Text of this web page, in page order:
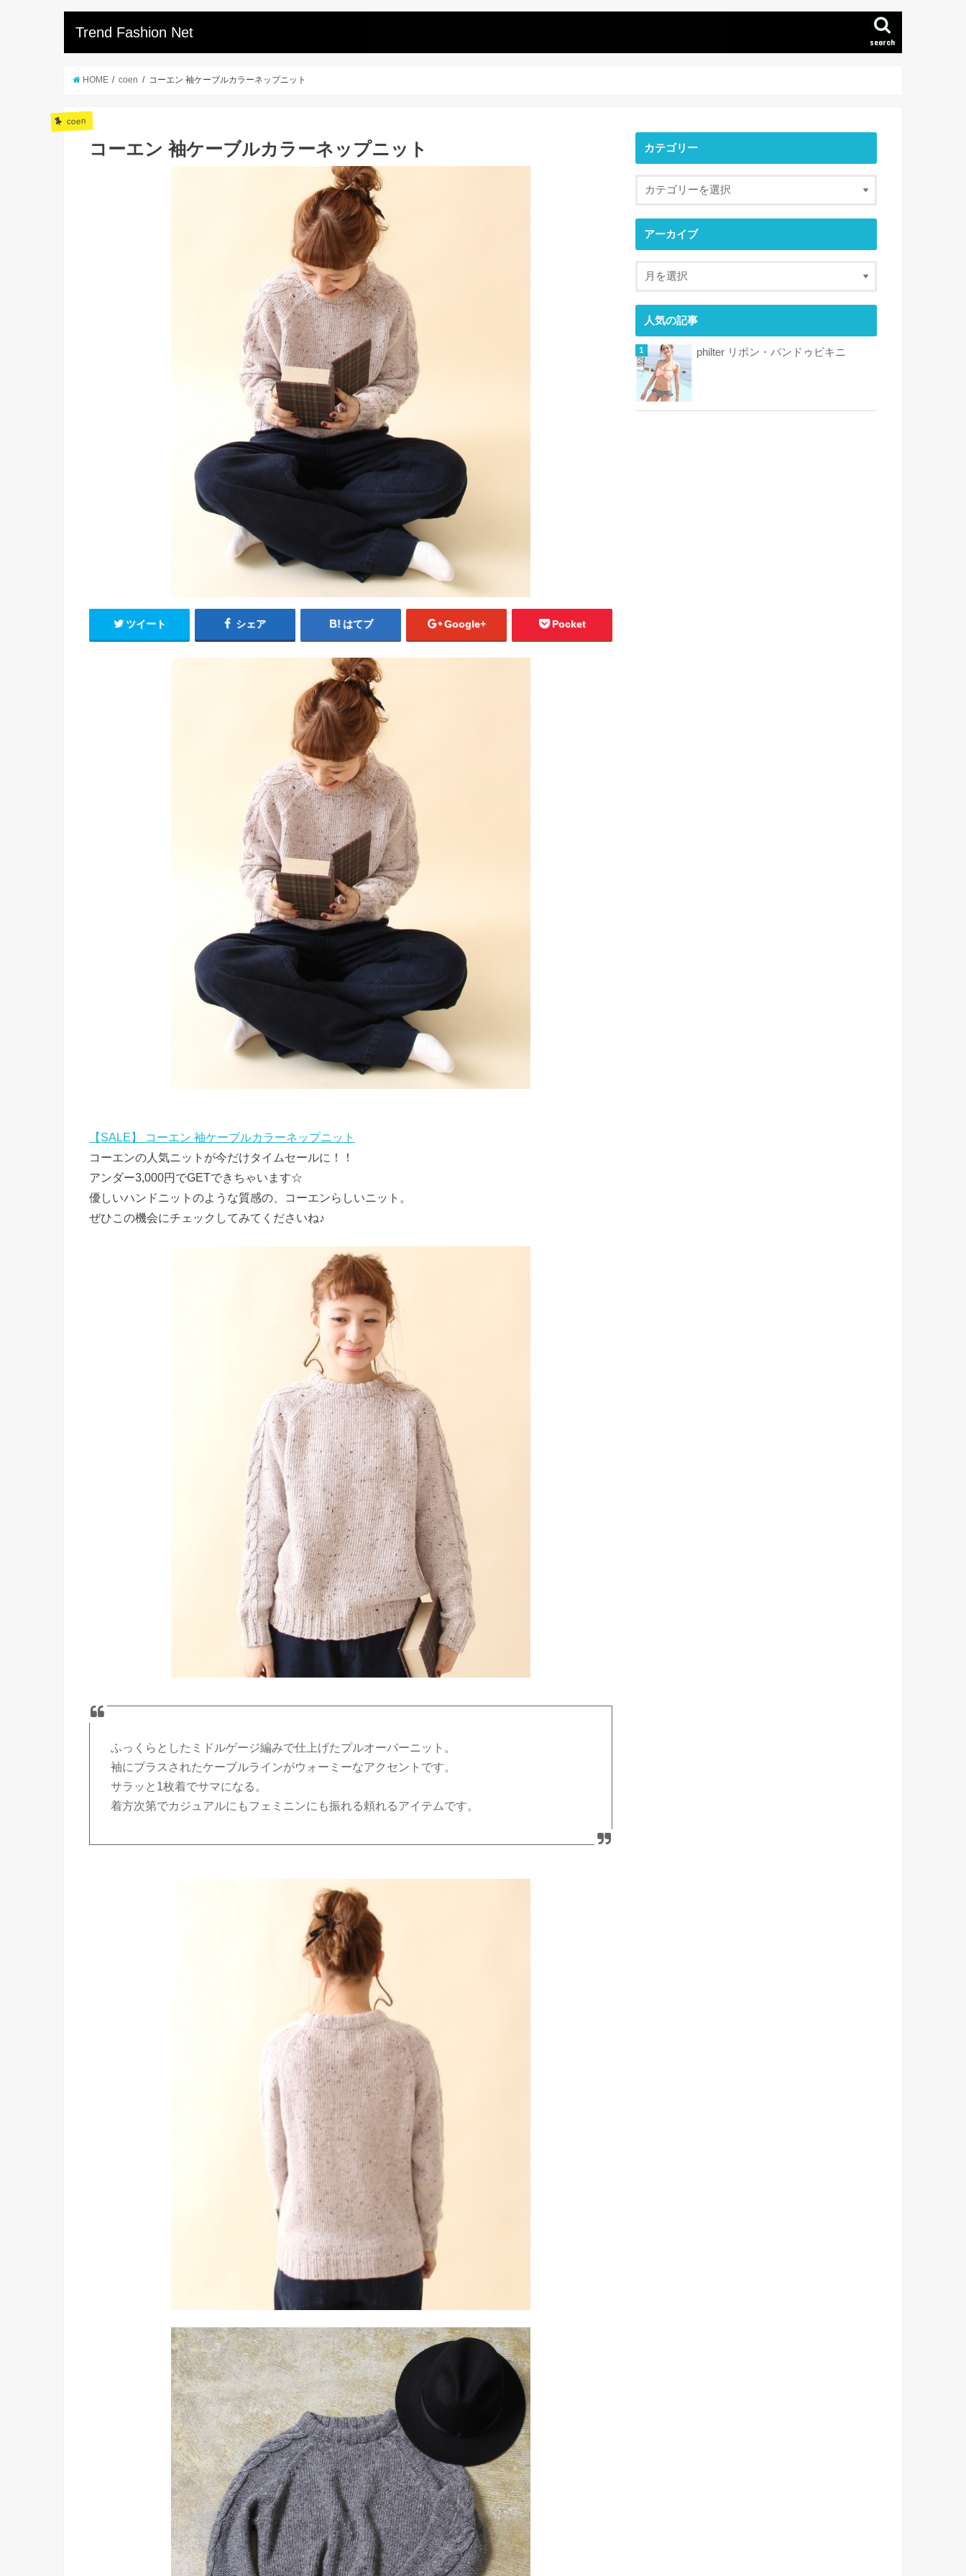
Trend Fashion Net
search
HOME coen コーエン 袖ケーブルカラーネップニット
coen
コーエン 袖ケーブルカラーネップニット
ツイート シェア はてブ Google+ Pocket
【SALE】 コーエン 袖ケーブルカラーネップニット
コーエンの人気ニットが今だけタイムセールに！！
アンダー3,000円でGETできちゃいます☆
優しいハンドニットのような質感の、コーエンらしいニット。
ぜひこの機会にチェックしてみてくださいね♪
ふっくらとしたミドルゲージ編みで仕上げたプルオーバーニット。
袖にプラスされたケーブルラインがウォーミーなアクセントです。
サラッと1枚着でサマになる。
着方次第でカジュアルにもフェミニンにも振れる頼れるアイテムです。
カテゴリー
アーカイブ
人気の記事
philter リボン・バンドゥビキニ